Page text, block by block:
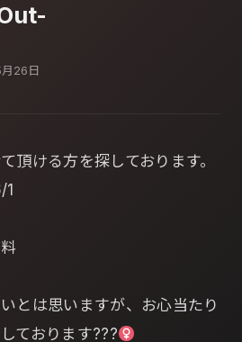
26日
頂ける方を探しております。
とは思いますが、お心当たり
ております‍???‍